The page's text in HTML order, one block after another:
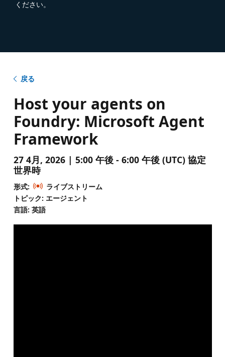
ください。
戻る
Host your agents on
Foundry: Microsoft Agent
Framework
27 4月, 2026 | 5:00 午後 - 6:00 午後 (UTC) 協定
世界時
形式:
ライブストリーム
トピック: エージェント
言語: 英語